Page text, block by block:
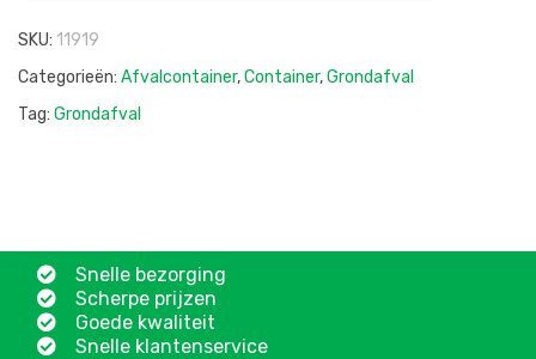
SKU: 11919
Categorieën: Afvalcontainer,Container,Grondafval
Tag: Grondafval
Snelle bezorging
Scherpe prijzen
Goede kwaliteit
Snelle klantenservice